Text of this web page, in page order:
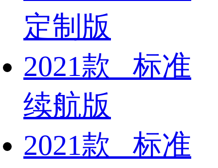
定制版
2021款 标准
续航版
2021款 标准